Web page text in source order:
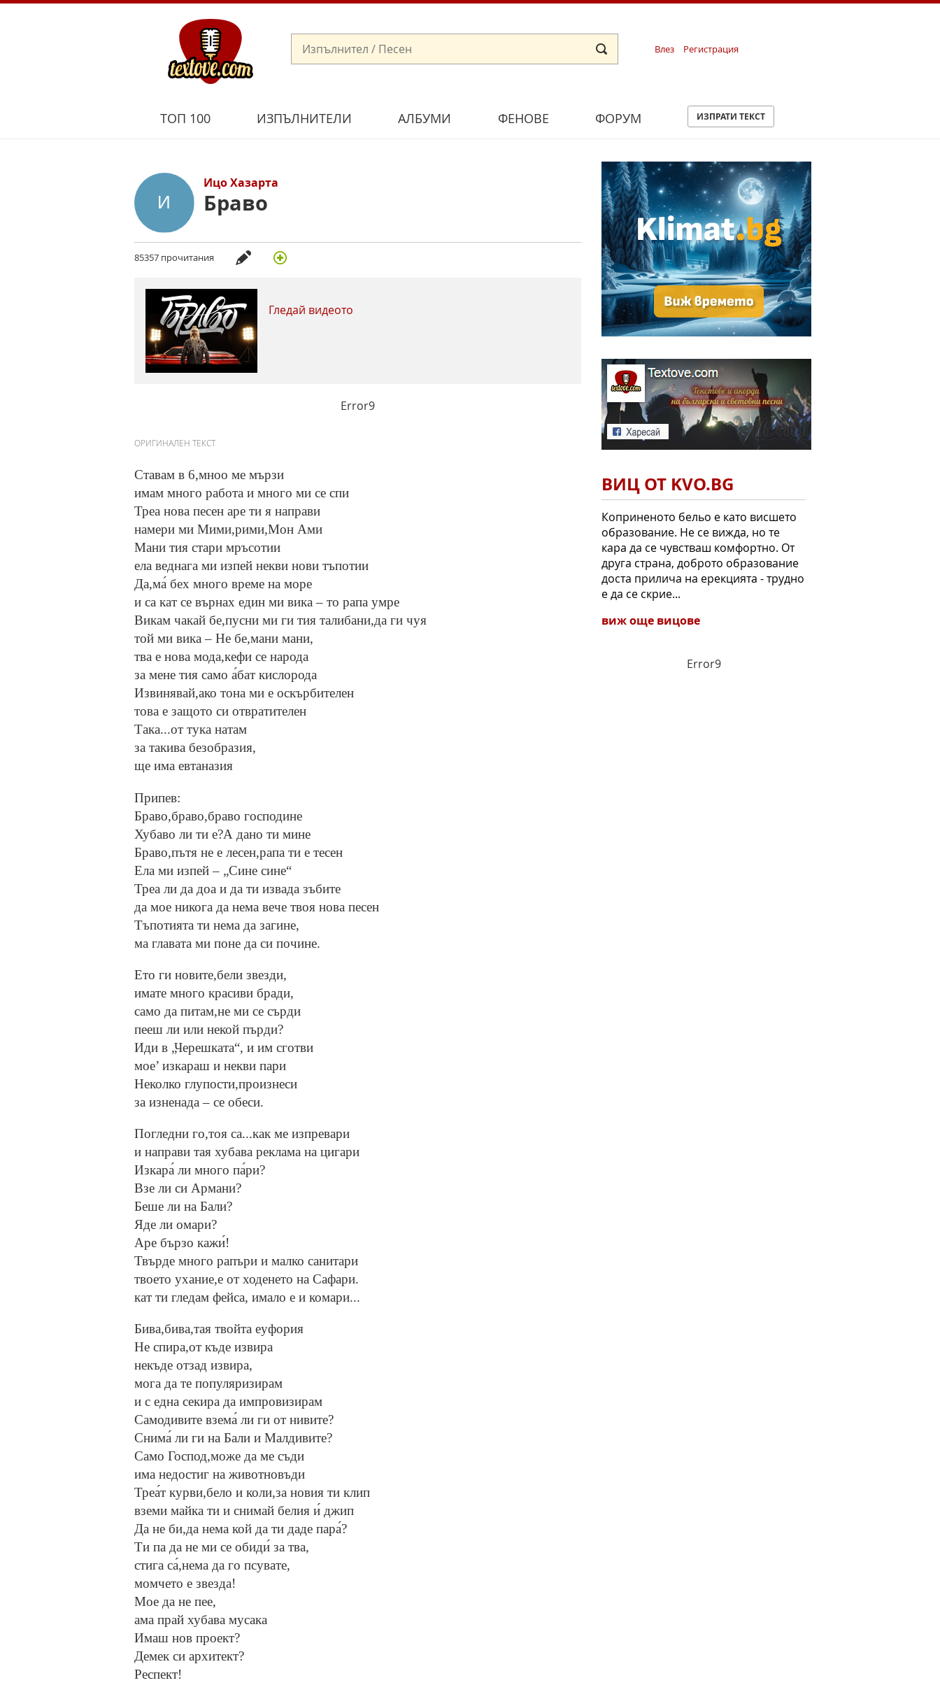
Влез Регистрация
ТОП 100 ИЗПЪЛНИТЕЛИ АЛБУМИ ФЕНОВЕ ФОРУМ ИЗПРАТИ ТЕКСТ
Ицо Хазарта
Браво
85357 прочитания
Гледай видеото
Error9
ОРИГИНАЛЕН ТЕКСТ
Ставам в 6,мноо ме мързи
имам много работа и много ми се спи
Треа нова песен аре ти я направи
намери ми Мими,рими,Мон Ами
Мани тия стари мръсотии
ела веднага ми изпей некви нови тъпотии
Да,ма́ бех много време на море
и са кат се върнах един ми вика – то рапа умре
Викам чакай бе,пусни ми ги тия талибани,да ги чуя
той ми вика – Не бе,мани мани,
тва е нова мода,кефи се народа
за мене тия само а́бат кислорода
Извинявай,ако тона ми е оскърбителен
това е защото си отвратителен
Така...от тука натам
за такива безобразия,
ще има евтаназия
Припев:
Браво,браво,браво господине
Хубаво ли ти е?А дано ти мине
Браво,пътя не е лесен,рапа ти е тесен
Ела ми изпей – „Сине сине“
Треа ли да доа и да ти извада зъбите
да мое никога да нема вече твоя нова песен
Тъпотията ти нема да загине,
ма главата ми поне да си почине.
Ето ги новите,бели звезди,
имате много красиви бради,
само да питам,не ми се сърди
пееш ли или некой пърди?
Иди в „Черешката“, и им сготви
мое’ изкараш и некви пари
Неколко глупости,произнеси
за изненада – се обеси.
Погледни го,тоя са...как ме изпревари
и направи тая хубава реклама на цигари
Изкара́ ли много па́ри?
Взе ли си Армани?
Беше ли на Бали?
Яде ли омари?
Аре бързо кажи́!
Твърде много рапъри и малко санитари
твоето ухание,е от ходенето на Сафари.
кат ти гледам фейса, имало е и комари...
Бива,бива,тая твойта еуфория
Не спира,от къде извира
некъде отзад извира,
мога да те популяризирам
и с една секира да импровизирам
Самодивите взема́ ли ги от нивите?
Снима́ ли ги на Бали и Малдивите?
Само Господ,може да ме съди
има недостиг на животновъди
Треа́т курви,бело и коли,за новия ти клип
вземи майка ти и снимай белия и́ джип
Да не би,да нема кой да ти даде пара́?
Ти па да не ми се обиди́ за тва,
стига са́,нема да го псувате,
момчето е звезда!
Мое да не пее,
ама прай хубава мусака
Имаш нов проект?
Демек си архитект?
Респект!
ВИЦ ОТ KVO.BG
Коприненото бельо е като висшето
образование. Не се вижда, но те
кара да се чувстваш комфортно. От
друга страна, доброто образование
доста прилича на ерекцията - трудно
е да се скрие...
виж още вицове
Error9